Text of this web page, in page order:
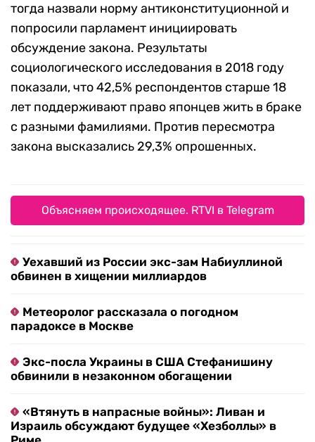
тогда назвали норму антиконституционной и
попросили парламент инициировать
обсуждение закона. Результаты
социологического исследования в 2018 году
показали, что 42,5% респондентов старше 18
лет поддерживают право японцев жить в браке
с разными фамилиями. Против пересмотра
закона высказались 29,3% опрошенных.
Объясняем происходящее. RTVI в Telegram
Уехавший из России экс-зам Набиуллиной
обвинен в хищении миллиардов
Метеоролог рассказала о погодном
парадоксе в Москве
Экс-посла Украины в США Стефанишину
обвинили в незаконном обогащении
«Втянуть в напрасные войны»: Ливан и
Израиль обсуждают будущее «Хезболлы» в